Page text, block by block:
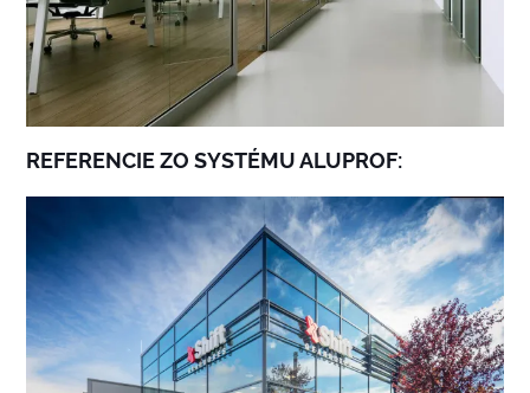
REFERENCIE ZO SYSTÉMU ALUPROF: